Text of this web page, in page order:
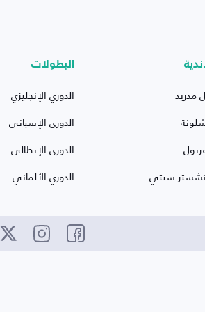
مدريد
سيتي
البطولات
الدوري الإنجليزي
الدوري الإسباني
الدوري الإيطالي
الدوري الألماني